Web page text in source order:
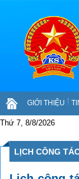
GIỚI THIỆU
Thứ 7, 8/8/2026
LỊCH CÔNG